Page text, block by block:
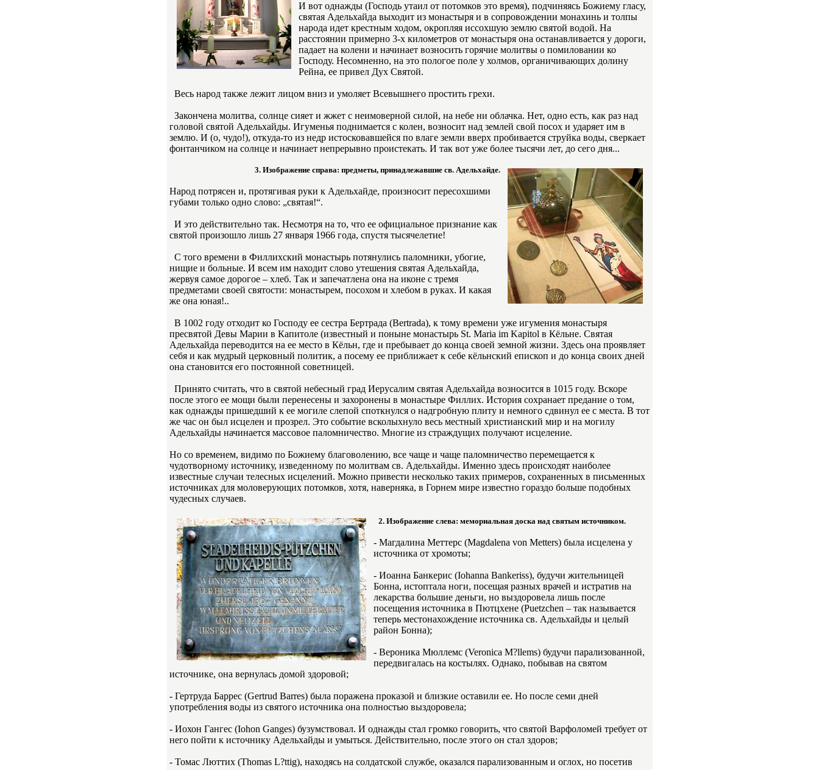
И вот однажды (Господь утаил от потомков это время), подчиняясь Божиему гласу,
святая Адельхайда выходит из монастыря и в сопровождении монахинь и толпы
народа идет крестным ходом, окропляя иссохшую землю святой водой. На
расстоянии примерно 3-х километров от монастыря она останавливается у дороги,
падает на колени и начинает возносить горячие молитвы о помиловании ко
Господу. Несомненно, на это пологое поле у холмов, органичивающих долину
Рейна, ее привел Дух Святой.
Весь народ также лежит лицом вниз и умоляет Всевышнего простить грехи.
Закончена молитва, солнце сияет и жжет с неимоверной силой, на небе ни облачка. Нет, одно есть, как раз над
головой святой Адельхайды. Игуменья поднимается с колен, возносит над землей свой посох и ударяет им в
землю. И (о, чудо!), откуда-то из недр истосковавшейся по влаге земли вверх пробивается струйка воды, сверкает
фонтанчиком на солнце и начинает непрерывно проистекать. И так вот уже более тысячи лет, до сего дня...
3. Изображение справа: предметы, принадлежавшие св. Адельхайде.
Народ потрясен и, протягивая руки к Адельхайде, произносит пересохшими
губами только одно слово: „святая!“.
И это действительно так. Несмотря на то, что ее официальное признание как
святой произошло лишь 27 января 1966 года, спустя тысячелетие!
С того времени в Филлихский монастырь потянулись паломники, убогие,
нищие и больные. И всем им находит слово утешения святая Адельхайда,
жервуя самое дорогое – хлеб. Так и запечатлена она на иконе с тремя
предметами своей святости: монастырем, посохом и хлебом в руках. И какая
же она юная!..
В 1002 году отходит ко Господу ее сестра Бертрада (Bertrada), к тому времени уже игумения монастыря
пресвятой Девы Марии в Капитоле (известный и поныне монастырь St. Maria im Kapitol в Кёльне. Святая
Адельхайда переводится на ее место в Кёльн, где и пребывает до конца своей земной жизни. Здесь она проявляет
себя и как мудрый церковный политик, а посему ее приближает к себе кёльнский епископ и до конца своих дней
она становится его постоянной советницей.
Принято считать, что в святой небесный град Иерусалим святая Адельхайда возносится в 1015 году. Вскоре
после этого ее мощи были перенесены и захоронены в монастыре Филлих. История сохранает предание о том,
как однажды пришедший к ее могиле слепой споткнулся о надгробную плиту и немного сдвинул ее с места. В тот
же час он был исцелен и прозрел. Это событие всколыхнуло весь местный христианский мир и на могилу
Адельхайды начинается массовое паломничество. Многие из страждущих получают исцеление.
Но со временем, видимо по Божиему благоволению, все чаще и чаще паломничество перемещается к
чудотворному источнику, изведенному по молитвам св. Адельхайды. Именно здесь происходят наиболее
известные случаи телесных исцелений. Можно привести несколько таких примеров, сохраненных в письменных
источниках для моловерующих потомков, хотя, наверняка, в Горнем мире известно гораздо больше подобных
чудесных случаев.
2. Изображение слева: мемориальная доска над святым источником.
- Магдалина Меттерс (Magdalena von Metters) была исцелена у
источника от хромоты;
- Иоанна Банкерис (Iohanna Bankeriss), будучи жительницей
Бонна, истоптала ноги, посещая разных врачей и истратив на
лекарства большие деньги, но выздоровела лишь после
посещения источника в Пютцхене (Puetzchen – так называется
теперь местонахождение источника св. Адельхайды и целый
район Бонна);
- Вероника Мюллемс (Veronica M?llems) будучи парализованной,
передвигалась на костылях. Однако, побывав на святом
источнике, она вернулась домой здоровой;
- Гертруда Баррес (Gertrud Barres) была поражена проказой и близкие оставили ее. Но после семи дней
употребления воды из святого источника она полностью выздоровела;
- Иохон Гангес (Iohon Ganges) бузумствовал. И однажды стал громко говорить, что святой Варфоломей требует от
него пойти к источнику Адельхайды и умыться. Действительно, после этого он стал здоров;
- Томас Люттих (Thomas L?ttig), находясь на солдатской службе, оказался парализованным и оглох, но посетив